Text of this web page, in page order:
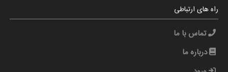
راه های ارتباطی
تماس با ما
درباره ما